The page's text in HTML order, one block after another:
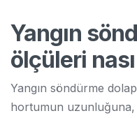
Yangın
ölçüleri
Yangın söndürme
hortumun